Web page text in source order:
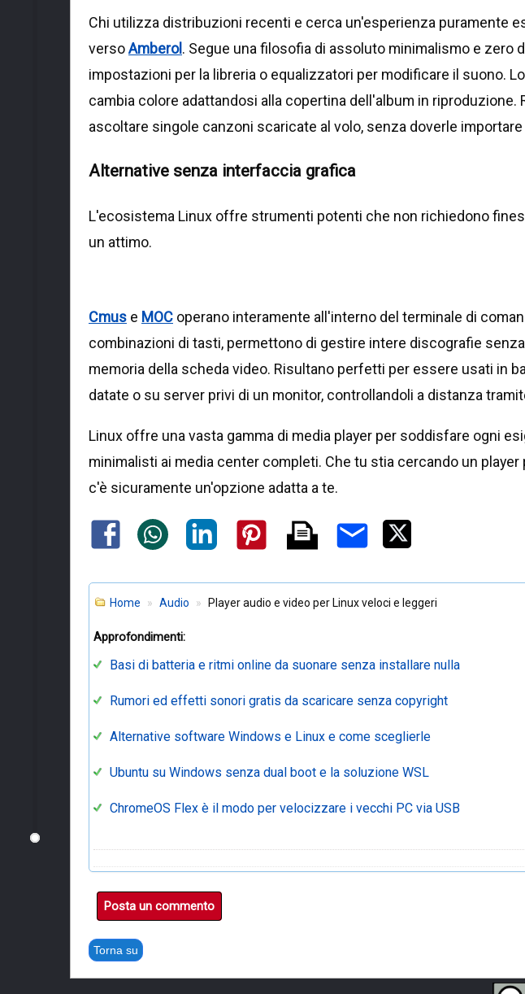
Chi utilizza distribuzioni recenti e cerca un'esperienza puramente
versoAmberol. Segue una filosofia di assoluto minimalismo e zero
impostazioni per la libreria o equalizzatori per modificare il suono.
cambia colore adattandosi alla copertina dell'album in riproduzione.
ascoltare singole canzoni scaricate al volo, senza doverle importare
Alternative senza interfaccia grafica
L'ecosistema Linux offre strumenti potenti che non richiedono
un attimo.
Cmus e MOC operano interamente all'interno del terminale di
combinazioni di tasti, permettono di gestire intere discografie
memoria della scheda video. Risultano perfetti per essere usati in
datate o su server privi di un monitor, controllandoli a distanza
Linux offre una vasta gamma di media player per soddisfare ogni
minimalisti ai media center completi. Che tu stia cercando un player
c'è sicuramente un'opzione adatta a te.
Home Audio Player audio e video per Linux veloci e leggeri
Approfondimenti:
Basi di batteria e ritmi online da suonare senza installare nulla
Rumori ed effetti sonori gratis da scaricare senza copyright
Alternative software Windows e Linux e come sceglierle
Ubuntu su Windows senza dual boot e la soluzione WSL
ChromeOS Flex è il modo per velocizzare i vecchi PC via USB
Posta un commento
Torna su